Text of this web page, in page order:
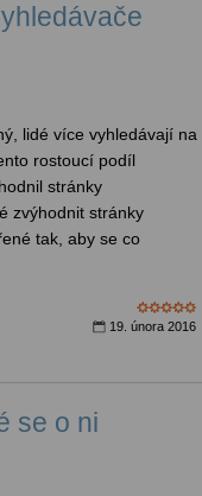
lidé více vyhledávají na
rostoucí podíl
stránky
zvýhodnit stránky
tak, aby se co
19. února 2016
se o ni